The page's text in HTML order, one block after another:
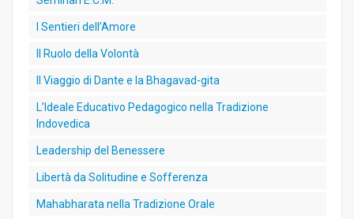
I Sentieri dell’Amore
Il Ruolo della Volontà
Il Viaggio di Dante e la Bhagavad-gita
L’Ideale Educativo Pedagogico nella Tradizione
Indovedica
Leadership del Benessere
Libertà da Solitudine e Sofferenza
Mahabharata nella Tradizione Orale